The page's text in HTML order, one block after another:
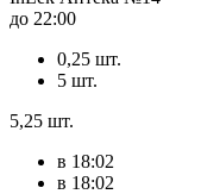
до 22:00
0,25 шт.
5 шт.
5,25 шт.
в 18:02
в 18:02